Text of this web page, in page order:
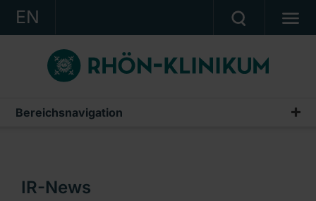
EN
KONZERN
KLINIKEN
KARRIERE
KONTAKT
Bereichsnavigation
Publikationen & Präsentationen
IR-News